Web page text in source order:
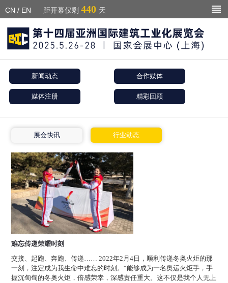
CN / EN 距开幕仅剩 440 天
新闻动态 合作媒体
媒体注册 精彩回顾
展会快讯 行业动态
难忘传递荣耀时刻
交接、起跑、奔跑、传递…… 2022年2月4日，顺利传递冬奥火炬的那
一刻，注定成为我生命中难忘的时刻。“能够成为一名奥运火炬手，手
握沉甸甸的冬奥火炬，倍感荣幸，深感责任重大。这不仅是我个人无上